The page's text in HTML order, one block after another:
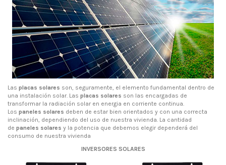
Las placas solares son, seguramente, el elemento fundamental dentro de
una instalación solar. Las placas solares son las encargadas de
transformar la radiación solar en energia en corriente continua.
Los paneles solares deben de estar bien orientados y con una correcta
inclinación, dependiendo del uso de nuestra vivienda. La cantidad
de paneles solares y la potencia que debemos elegir dependerá del
consumo de nuestra vivienda
INVERSORES SOLARES